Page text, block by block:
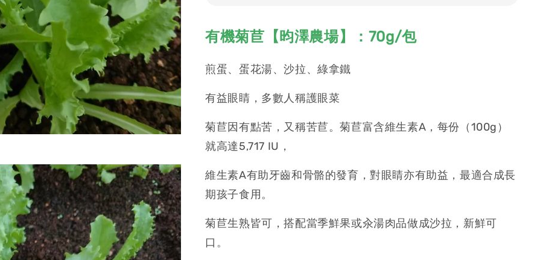
有機菊苣【昀澤農場】：70g/包
煎蛋、蛋花湯、沙拉、綠拿鐵
有益眼睛，多數人稱護眼菜
菊苣因有點苦，又稱苦苣。菊苣富含維生素A，每份（100g）
就高達5,717 IU，
維生素A有助牙齒和骨骼的發育，對眼睛亦有助益，最適合成長
期孩子食用。
菊苣生熟皆可，搭配當季鮮果或汆湯肉品做成沙拉，新鮮可
口。